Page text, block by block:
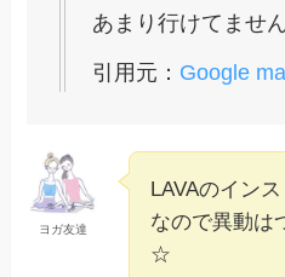
あまり行けてません
引用元： Google
ヨガ友達
LAVAのイン
なので異動は
☆